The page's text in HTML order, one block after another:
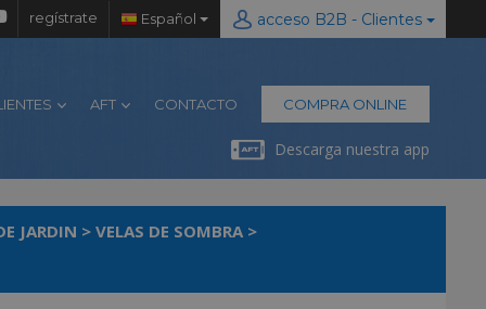
regístrate Español acceso B2B - Clientes
AFT CONTACTO COMPRA ONLINE
Descarga nuestra app
JARDIN > VELAS DE SOMBRA >